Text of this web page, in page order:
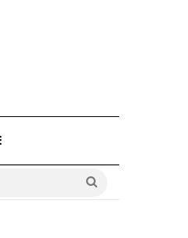
Sidebar